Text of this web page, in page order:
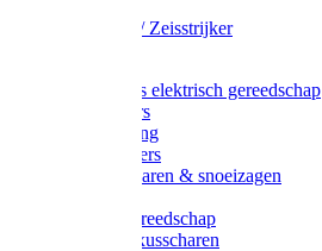
Wetstenen / Zeisstrijker
Accessoires elektrisch gereedschap
Grasmaaiers
Tuinreiniging
Robotmaaiers
Heggenscharen & snoeizagen
Klussen gereedschap
Gras & buxusscharen